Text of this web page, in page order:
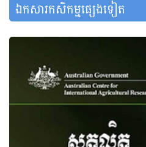
ឯកសារកសិកម្មផ្សេងទៀត